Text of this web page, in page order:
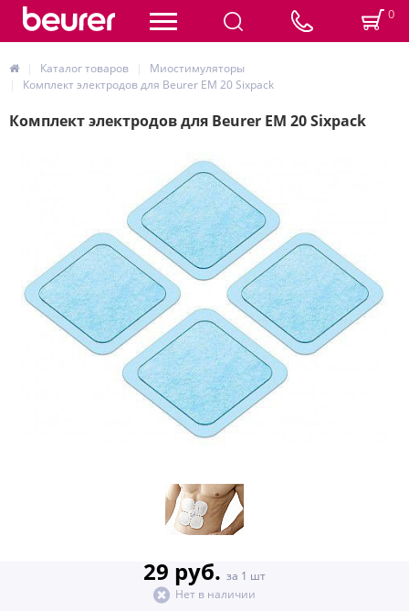
0
Каталог товаров
Миостимуляторы
Комплект электродов для Beurer EM 20 Sixpack
Комплект электродов для Beurer EM 20 Sixpack
29 руб. за 1 шт
Нет в наличии